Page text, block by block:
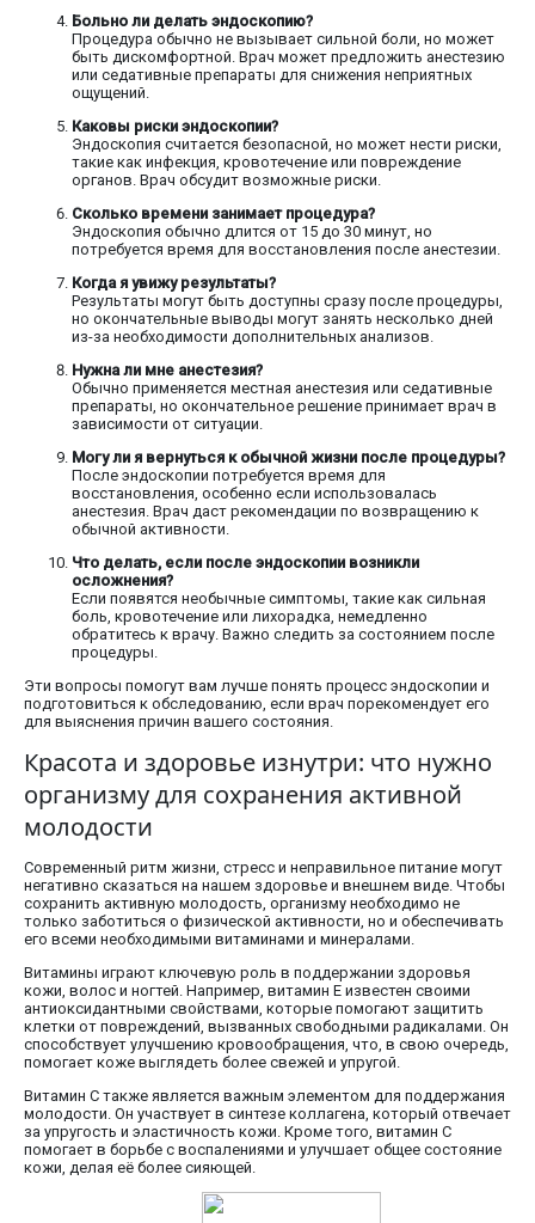
Больно ли делать эндоскопию?
Процедура обычно не вызывает сильной боли, но может
быть дискомфортной. Врач может предложить анестезию
или седативные препараты для снижения неприятных
ощущений.
Каковы риски эндоскопии?
Эндоскопия считается безопасной, но может нести риски,
такие как инфекция, кровотечение или повреждение
органов. Врач обсудит возможные риски.
Сколько времени занимает процедура?
Эндоскопия обычно длится от 15 до 30 минут, но
потребуется время для восстановления после анестезии.
Когда я увижу результаты?
Результаты могут быть доступны сразу после процедуры,
но окончательные выводы могут занять несколько дней
из-за необходимости дополнительных анализов.
Нужна ли мне анестезия?
Обычно применяется местная анестезия или седативные
препараты, но окончательное решение принимает врач в
зависимости от ситуации.
Могу ли я вернуться к обычной жизни после процедуры?
После эндоскопии потребуется время для
восстановления, особенно если использовалась
анестезия. Врач даст рекомендации по возвращению к
обычной активности.
Что делать, если после эндоскопии возникли
осложнения?
Если появятся необычные симптомы, такие как сильная
боль, кровотечение или лихорадка, немедленно
обратитесь к врачу. Важно следить за состоянием после
процедуры.
Эти вопросы помогут вам лучше понять процесс эндоскопии и
подготовиться к обследованию, если врач порекомендует его
для выяснения причин вашего состояния.
Красота и здоровье изнутри: что нужно
организму для сохранения активной
молодости
Современный ритм жизни, стресс и неправильное питание могут
негативно сказаться на нашем здоровье и внешнем виде. Чтобы
сохранить активную молодость, организму необходимо не
только заботиться о физической активности, но и обеспечивать
его всеми необходимыми витаминами и минералами.
Витамины играют ключевую роль в поддержании здоровья
кожи, волос и ногтей. Например, витамин E известен своими
антиоксидантными свойствами, которые помогают защитить
клетки от повреждений, вызванных свободными радикалами. Он
способствует улучшению кровообращения, что, в свою очередь,
помогает коже выглядеть более свежей и упругой.
Витамин C также является важным элементом для поддержания
молодости. Он участвует в синтезе коллагена, который отвечает
за упругость и эластичность кожи. Кроме того, витамин C
помогает в борьбе с воспалениями и улучшает общее состояние
кожи, делая её более сияющей.